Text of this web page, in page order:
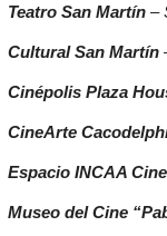
Teatro San Martín –
Cultural San Martín
Cinépolis Plaza
CineArte
Espacio INCAA
Museo del Cine